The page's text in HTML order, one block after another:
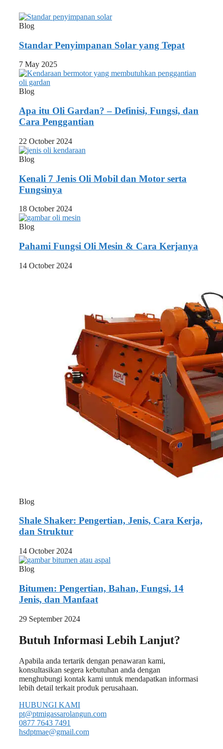
Blog
Standar Penyimpanan Solar yang Tepat
7 May 2025
Blog
Apa itu Oli Gardan? – Definisi, Fungsi, dan
Cara Penggantian
22 October 2024
Blog
Kenali 7 Jenis Oli Mobil dan Motor serta
Fungsinya
18 October 2024
Blog
Pahami Fungsi Oli Mesin & Cara Kerjanya
14 October 2024
Blog
Shale Shaker: Pengertian, Jenis, Cara Kerja,
dan Struktur
14 October 2024
Blog
Bitumen: Pengertian, Bahan, Fungsi, 14
Jenis, dan Manfaat
29 September 2024
Butuh Informasi Lebih Lanjut?
Apabila anda tertarik dengan penawaran kami,
konsultasikan segera kebutuhan anda dengan
menghubungi kontak kami untuk mendapatkan informasi
lebih detail terkait produk perusahaan.
HUBUNGI KAMI
pt@ptmigassarolangun.com
0877 7643 7491
hsdptmae@gmail.com